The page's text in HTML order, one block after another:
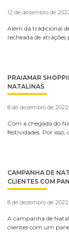
12 de dezembro de
Além da tradicional
recheada de
PRAIAMAR
NATALINAS
8 de dezembro de 2022
Com a chegada do
festividades. Por
CAMPANHA DE
CLIENTES COM
8 de dezembro de 2022
A campanha de
clientes com um